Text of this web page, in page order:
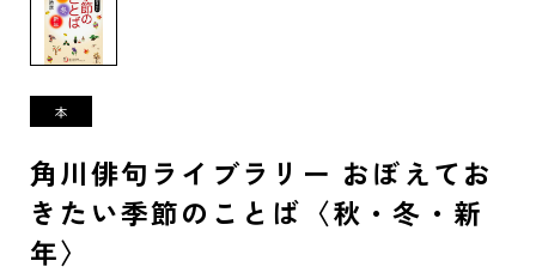
角川俳句ライブラリー おぼえてお
きたい季節のことば〈秋・冬・新
年〉